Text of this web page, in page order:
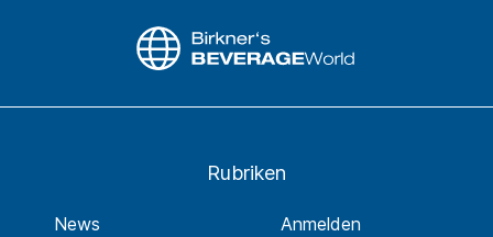
Rubriken
News
Anmelden